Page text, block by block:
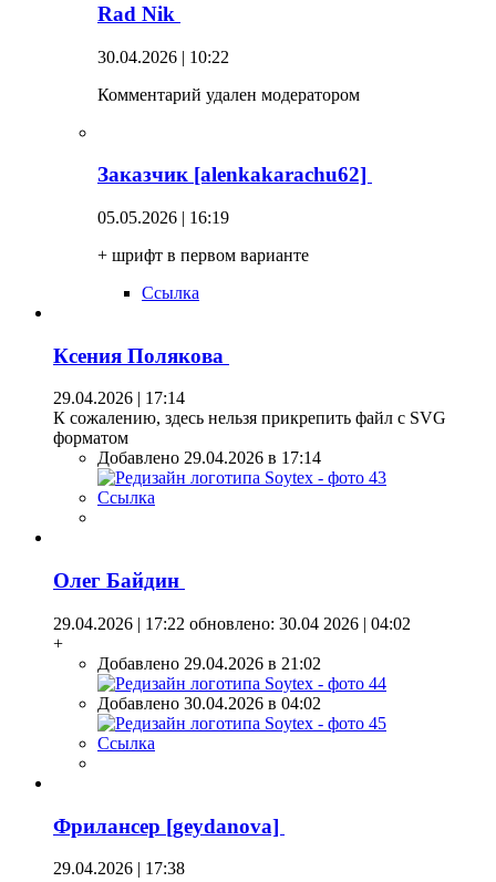
Rad Nik
30.04.2026 | 10:22
Комментарий удален модератором
Заказчик [alenkakarachu62]
05.05.2026 | 16:19
+ шрифт в первом варианте
Ссылка
Ксения Полякова
29.04.2026 | 17:14
К сожалению, здесь нельзя прикрепить файл с SVG
форматом
Добавлено 29.04.2026 в 17:14
Ссылка
Олег Байдин
29.04.2026 | 17:22 обновлено: 30.04 2026 | 04:02
+
Добавлено 29.04.2026 в 21:02
Добавлено 30.04.2026 в 04:02
Ссылка
Фрилансер [geydanova]
29.04.2026 | 17:38